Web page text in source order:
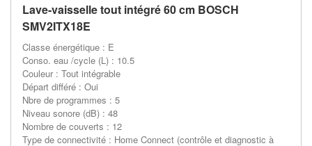
Lave-vaisselle tout intégré 60 cm BOSCH
SMV2ITX18E
Classe énergétique : E
Conso. eau /cycle (L) : 10.5
Couleur : Tout intégrable
Départ différé : Oui
Nbre de programmes : 5
Niveau sonore (dB) : 48
Nombre de couverts : 12
Type de connectivité : Home Connect (contrôle et diagnostic à